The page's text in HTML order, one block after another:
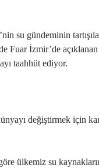
su gündeminin
Fuar İzmir’de
taahhüt ediyor.
değiştirmek için
ülkemiz su